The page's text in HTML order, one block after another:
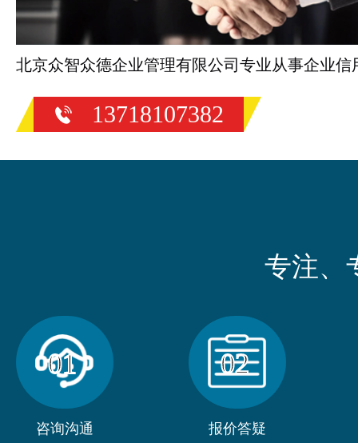
北京众智众德企业管理有限公司专业从事企业
13718107382
专注、
01
咨询沟通
02
报价答疑